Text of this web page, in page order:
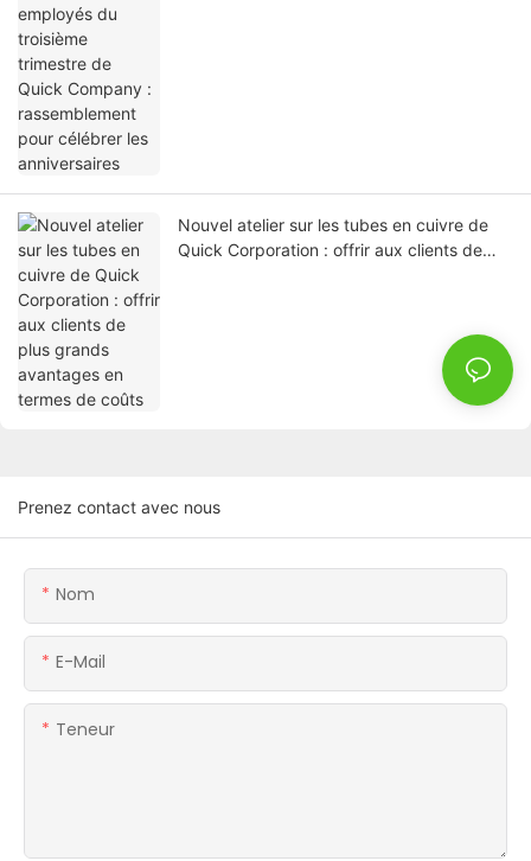
Nouvel atelier sur les tubes en cuivre de
Quick Corporation : offrir aux clients de
Prenez contact avec nous
Nom
E-Mail
Teneur